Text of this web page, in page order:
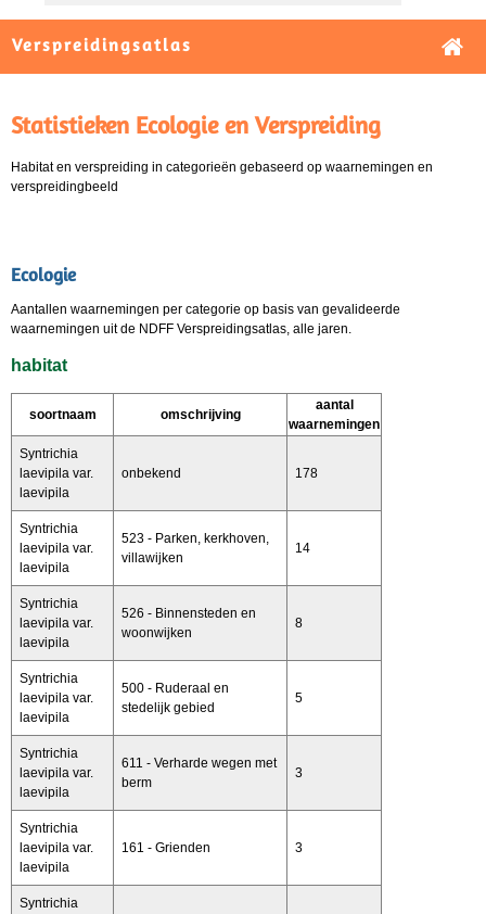
Verspreidingsatlas
Statistieken Ecologie en Verspreiding
Habitat en verspreiding in categorieën gebaseerd op waarnemingen en
verspreidingbeeld
Ecologie
Aantallen waarnemingen per categorie op basis van gevalideerde
waarnemingen uit de NDFF Verspreidingsatlas, alle jaren.
habitat
soortnaam omschrijving
aantal
waarnemingen
Syntrichia
laevipila var.
laevipila
onbekend 178
Syntrichia
laevipila var.
laevipila
523 - Parken, kerkhoven,
villawijken
14
Syntrichia
laevipila var.
laevipila
526 - Binnensteden en
woonwijken
8
Syntrichia
laevipila var.
laevipila
500 - Ruderaal en
stedelijk gebied
5
Syntrichia
laevipila var.
laevipila
611 - Verharde wegen met
berm
3
Syntrichia
laevipila var.
laevipila
161 - Grienden 3
Syntrichia